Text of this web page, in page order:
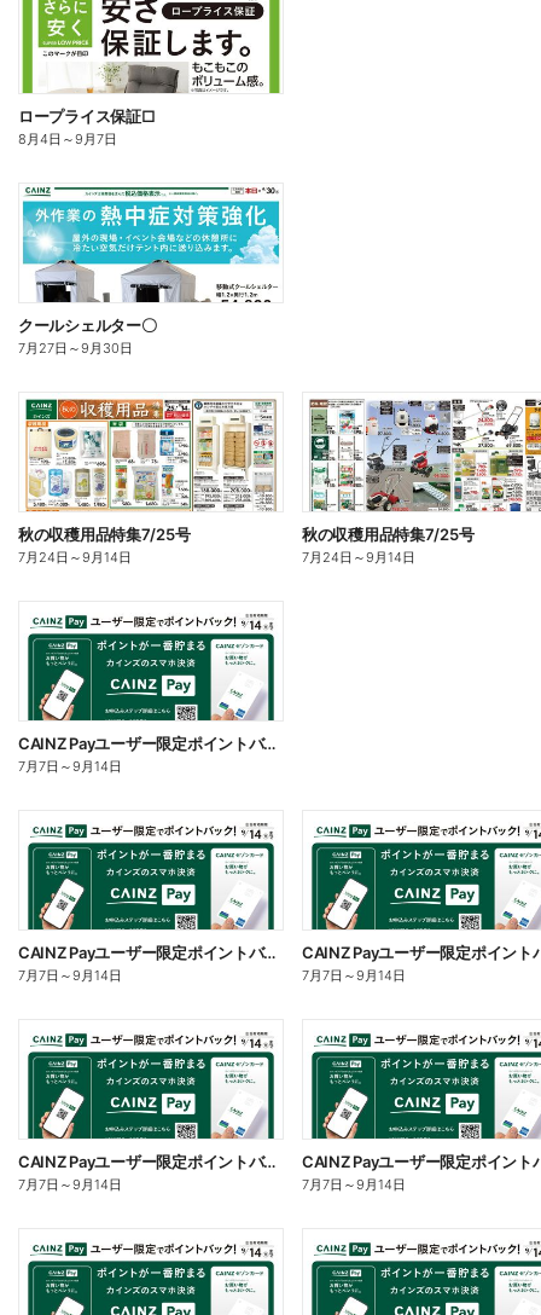
ロープライス保証□
8月4日 ～9月7日
クールシェルター〇
7月27日 ～9月30日
秋の収穫用品特集7/25号
7月24日 ～9月14日
秋の収穫用品特集7/25号
7月24日 ～9月14日
CAINZ Payユーザー限定ポイントバック!_日用雑貨②
7月7日 ～9月14日
CAINZ Payユーザー限定ポイントバック!_日用雑貨①
7月7日 ～9月14日 7月7日 ～9月14日
CAINZ Payユーザー限定ポイントバック!_家電
7月7日 ～9月14日 7月7日 ～9月14日